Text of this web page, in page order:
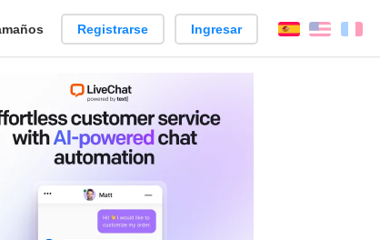
Registrarse Ingresar EspañolEnglish